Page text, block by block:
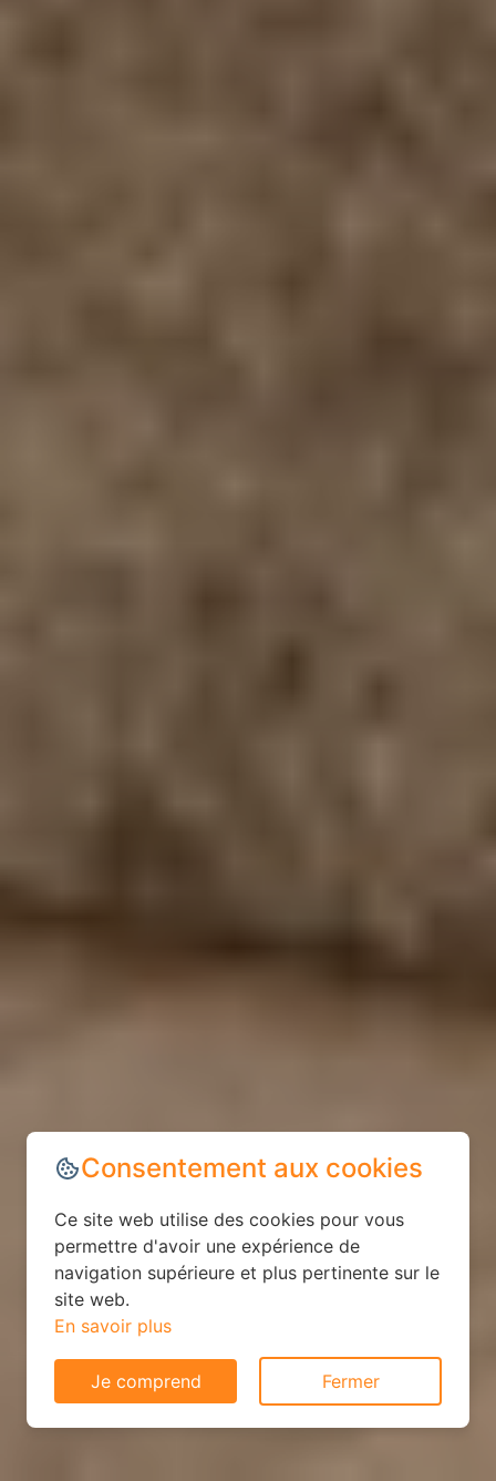
Consentement aux cookies
Ce site web utilise des cookies pour vous
permettre d'avoir une expérience de
navigation supérieure et plus pertinente sur le
site web.
En savoir plus
Je comprend Fermer